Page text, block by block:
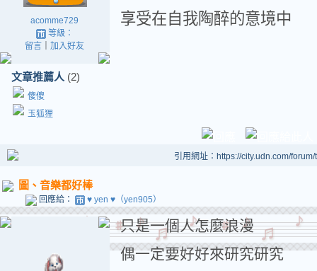
acomme729
等級：
留言 ｜加入好友
文章推薦人 (2)
傻傻
玉狐狸
享受在自我陶醉的意境中
引用網址：https://city.udn.com/
圖、音樂都好棒
回應給： ♥ yen ♥（yen905）
只是一個人怎麼浪漫
偶一定要好好來研究研究